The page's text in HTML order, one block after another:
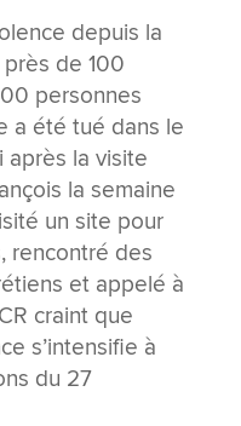
depuis la
de 100
personnes
a été tué dans le
après la visite
la semaine
un site pour
rencontré des
et appelé à
craint que
s’intensifie à
du 27